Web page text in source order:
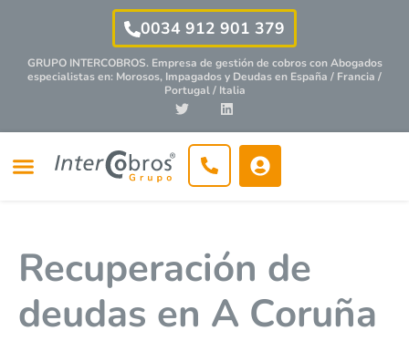
0034 912 901 379
GRUPO INTERCOBROS. Empresa de gestión de cobros conAbogados
especialistasen: Morosos, Impagados y Deudas en España / Francia /
Portugal / Italia
Recuperación de
deudas en A Coruña